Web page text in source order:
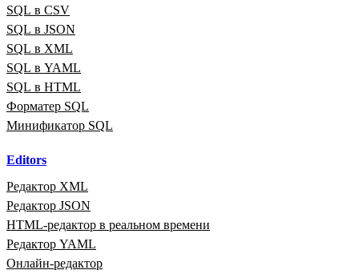
SQL в CSV
SQL в JSON
SQL в XML
SQL в YAML
SQL в HTML
Форматер SQL
Минификатор SQL
Editors
Редактор XML
Редактор JSON
HTML‑редактор в реальном времени
Редактор YAML
Онлайн‑редактор